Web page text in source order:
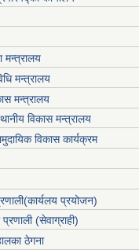
मन्त्रालय
मन्त्रालय
मन्त्रालय
विकास मन्त्रालय
विकास कार्यक्रम
प्रयोजन)
(सेवाग्राही)
ठेगना